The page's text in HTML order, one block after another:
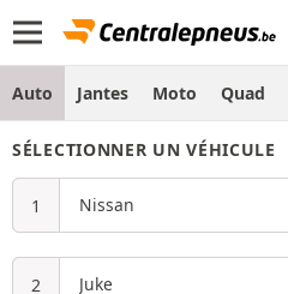
Auto Jantes Moto Quad
SÉLECTIONNER UN VÉHICULE